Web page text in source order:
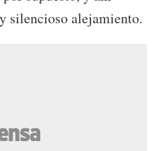
silencioso alejamiento.